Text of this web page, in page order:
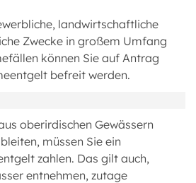
landwirtschaftliche
Zwecke in großem Umfang
können Sie auf Antrag
befreit werden.
oberirdischen Gewässern
müssen Sie ein
zahlen. Das gilt auch,
entnehmen, zutage